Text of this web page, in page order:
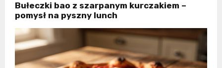
Bułeczki bao z szarpanym kurczakiem –
pomysł na pyszny lunch